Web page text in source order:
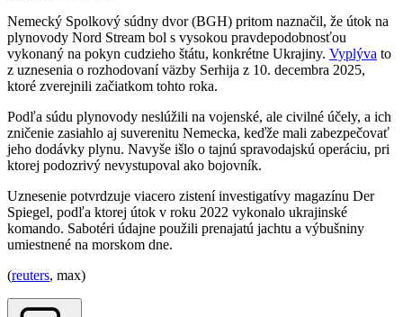
Nemecký Spolkový súdny dvor (BGH) pritom naznačil, že útok na
plynovody Nord Stream bol s vysokou pravdepodobnosťou
vykonaný na pokyn cudzieho štátu, konkrétne Ukrajiny. Vyplýva to
z uznesenia o rozhodovaní väzby Serhija z 10. decembra 2025,
ktoré zverejnili začiatkom tohto roka.
Podľa súdu plynovody neslúžili na vojenské, ale civilné účely, a ich
zničenie zasiahlo aj suverenitu Nemecka, keďže mali zabezpečovať
jeho dodávky plynu. Navyše išlo o tajnú spravodajskú operáciu, pri
ktorej podozrivý nevystupoval ako bojovník.
Uznesenie potvrdzuje viacero zistení investigatívy magazínu Der
Spiegel, podľa ktorej útok v roku 2022 vykonalo ukrajinské
komando. Sabotéri údajne použili prenajatú jachtu a výbušniny
umiestnené na morskom dne.
(reuters, max)